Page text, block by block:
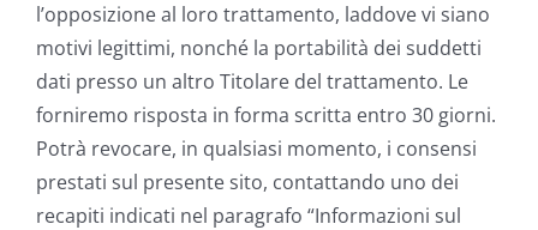
l’opposizione al loro trattamento, laddove vi siano
motivi legittimi, nonché la portabilità dei suddetti
dati presso un altro Titolare del trattamento. Le
forniremo risposta in forma scritta entro 30 giorni.
Potrà revocare, in qualsiasi momento, i consensi
prestati sul presente sito, contattando uno dei
recapiti indicati nel paragrafo “Informazioni sul